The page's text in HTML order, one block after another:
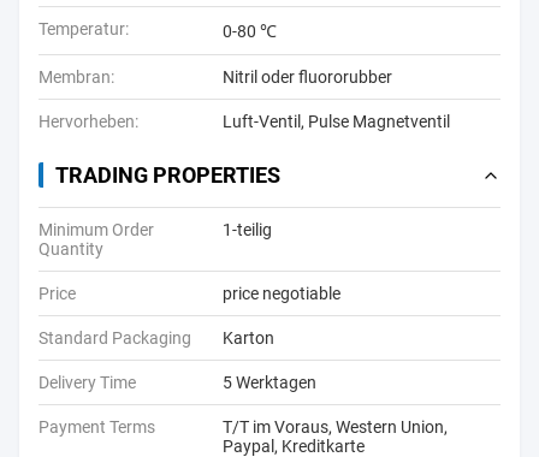
Temperatur: 0-80 ℃
Membran: Nitril oder fluororubber
Hervorheben: Luft-Ventil , Pulse Magnetventil
TRADING PROPERTIES
Minimum Order
Quantity
1-teilig
Price price negotiable
Standard Packaging Karton
Delivery Time 5 Werktagen
Payment Terms
T/T im Voraus, Western Union,
Paypal, Kreditkarte